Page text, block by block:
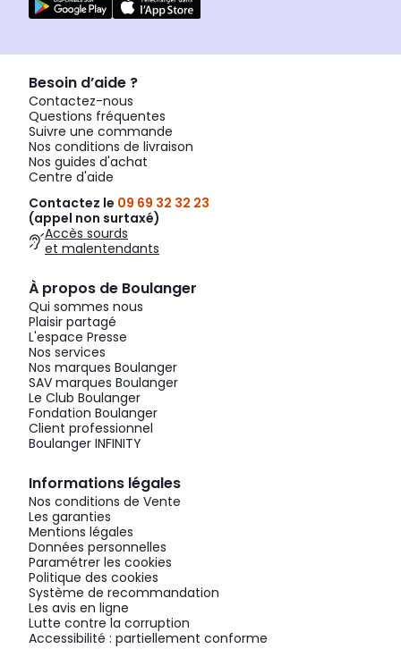
Besoin d’aide ?
Contactez-nous
Questions fréquentes
Suivre une commande
Nos conditions de livraison
Nos guides d'achat
Centre d'aide
Contactez le 09 69 32 32 23
(appel non surtaxé)
Accès sourds
et malentendants
À propos de Boulanger
Qui sommes nous
Plaisir partagé
L'espace Presse
Nos services
Nos marques Boulanger
SAV marques Boulanger
Le Club Boulanger
Fondation Boulanger
Client professionnel
Boulanger INFINITY
Informations légales
Nos conditions de Vente
Les garanties
Mentions légales
Données personnelles
Paramétrer les cookies
Politique des cookies
Système de recommandation
Les avis en ligne
Lutte contre la corruption
Accessibilité : partiellement conforme